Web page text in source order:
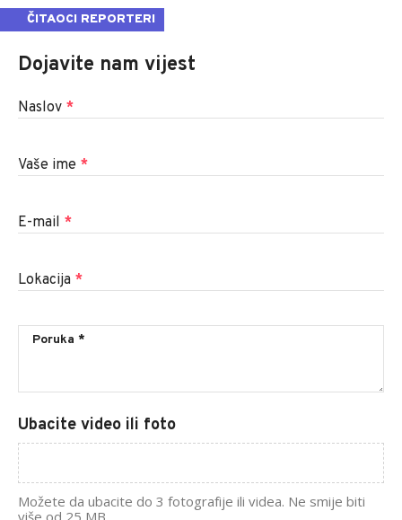
ČITAOCI REPORTERI
Dojavite nam vijest
Naslov *
Vaše ime *
E-mail *
Lokacija *
Ubacite video ili foto
Možete da ubacite do 3 fotografije ili videa. Ne smije biti